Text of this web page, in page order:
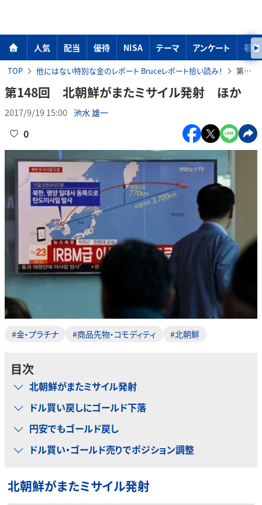
人気 配当 優待 NISA テーマ アンケート 著者
TOP 他にはない特別な金のレポート Bruceレポート拾い読み！ 第148回 北朝鮮がまたミサイル発射 ほか
第148回 北朝鮮がまたミサイル発射 ほか
2017/9/19 15:00 池水 雄一
0
#金・プラチナ #商品先物・コモディティ #北朝鮮
目次
北朝鮮がまたミサイル発射
ドル買い戻しにゴールド下落
円安でもゴールド戻し
ドル買い・ゴールド売りでポジション調整
北朝鮮がまたミサイル発射